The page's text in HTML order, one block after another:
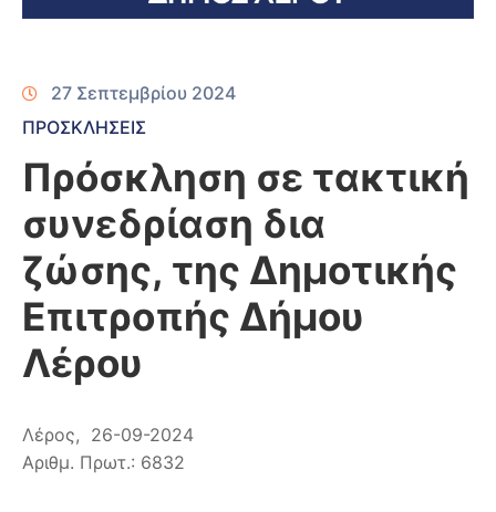
27 Σεπτεμβρίου 2024
ΠΡΟΣΚΛΗΣΕΙΣ
Πρόσκληση σε τακτική
συνεδρίαση δια
ζώσης, της Δημοτικής
Επιτροπής Δήμου
Λέρου
Λέρος, 26-09-2024
Αριθμ. Πρωτ.: 6832